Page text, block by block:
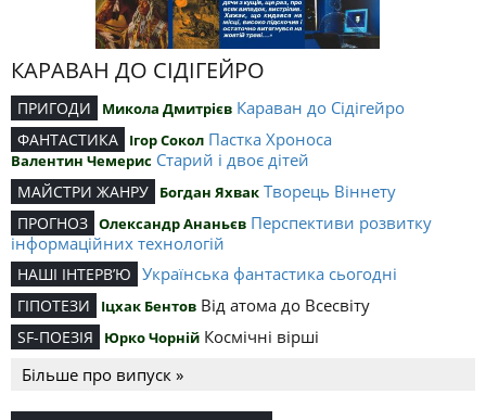
КАРАВАН ДО СІДІГЕЙРО
ПРИГОДИ Микола Дмитрієв Караван до Сідігейро
ФАНТАСТИКА Ігор Сокол Пастка Хроноса
Валентин Чемерис Старий і двоє дітей
МАЙСТРИ ЖАНРУ Богдан Яхвак Творець Віннету
ПРОГНОЗ Олександр Ананьєв Перспективи розвитку
інформаційних технологій
НАШІ ІНТЕРВ’Ю Українська фантастика сьогодні
ГІПОТЕЗИ Іцхак Бентов Від атома до Всесвіту
SF-ПОЕЗІЯ Юрко Чорній Космічні вірші
Більше про випуск »